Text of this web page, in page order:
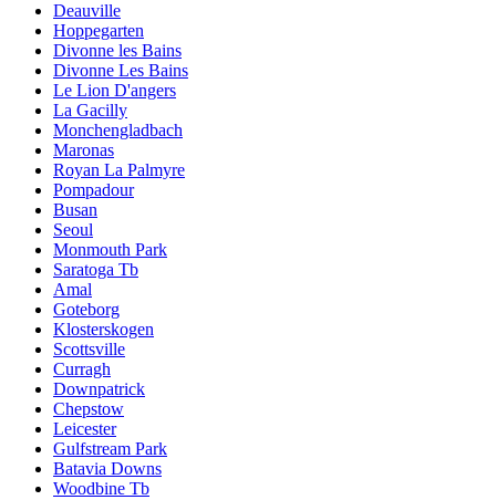
Deauville
Hoppegarten
Divonne les Bains
Divonne Les Bains
Le Lion D'angers
La Gacilly
Monchengladbach
Maronas
Royan La Palmyre
Pompadour
Busan
Seoul
Monmouth Park
Saratoga Tb
Amal
Goteborg
Klosterskogen
Scottsville
Curragh
Downpatrick
Chepstow
Leicester
Gulfstream Park
Batavia Downs
Woodbine Tb